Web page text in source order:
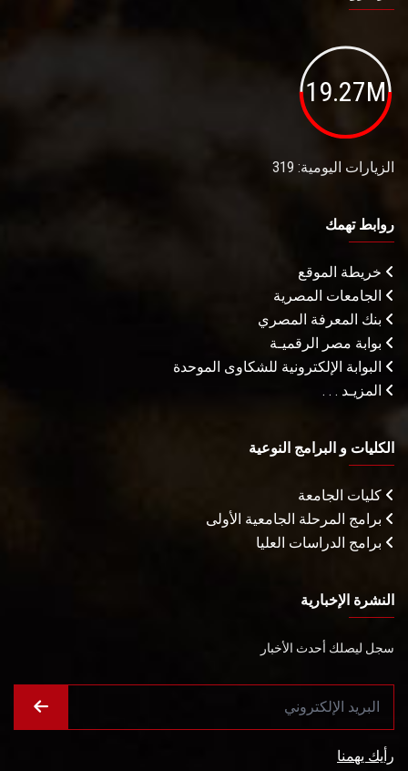
19.27M
الزيارات اليومية: 319
روابط تهمك
خريطة الموقع
الجامعات المصرية
بنك المعرفة المصري
بوابة مصر الرقميـة
البوابة الإلكترونية للشكاوى الموحدة
المزيـد . . .
الكليات و البرامج النوعية
كليات الجامعة
برامج المرحلة الجامعية الأولى
برامج الدراسات العليا
النشرة الإخبارية
سجل ليصلك أحدث الأخبار
رأيك يهمنا